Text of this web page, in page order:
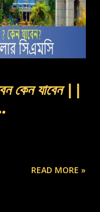
কেন যাবেন ||
READ MORE »